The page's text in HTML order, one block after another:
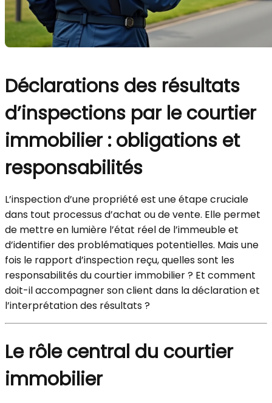
Déclarations des résultats
d’inspections par le courtier
immobilier : obligations et
responsabilités
L’inspection d’une propriété est une étape cruciale
dans tout processus d’achat ou de vente. Elle permet
de mettre en lumière l’état réel de l’immeuble et
d’identifier des problématiques potentielles. Mais une
fois le rapport d’inspection reçu, quelles sont les
responsabilités du courtier immobilier ? Et comment
doit-il accompagner son client dans la déclaration et
l’interprétation des résultats ?
Le rôle central du courtier
immobilier